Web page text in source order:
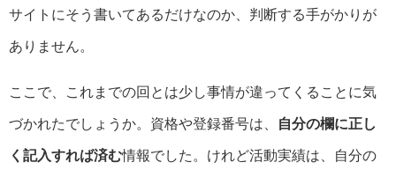
サイトにそう書いてあるだけなのか、判断する手がかりが
ありません。
ここで、これまでの回とは少し事情が違ってくることに気
づかれたでしょうか。資格や登録番号は、 自分の欄に正し
く記入すれば済む情報でした。けれど活動実績は、自分の